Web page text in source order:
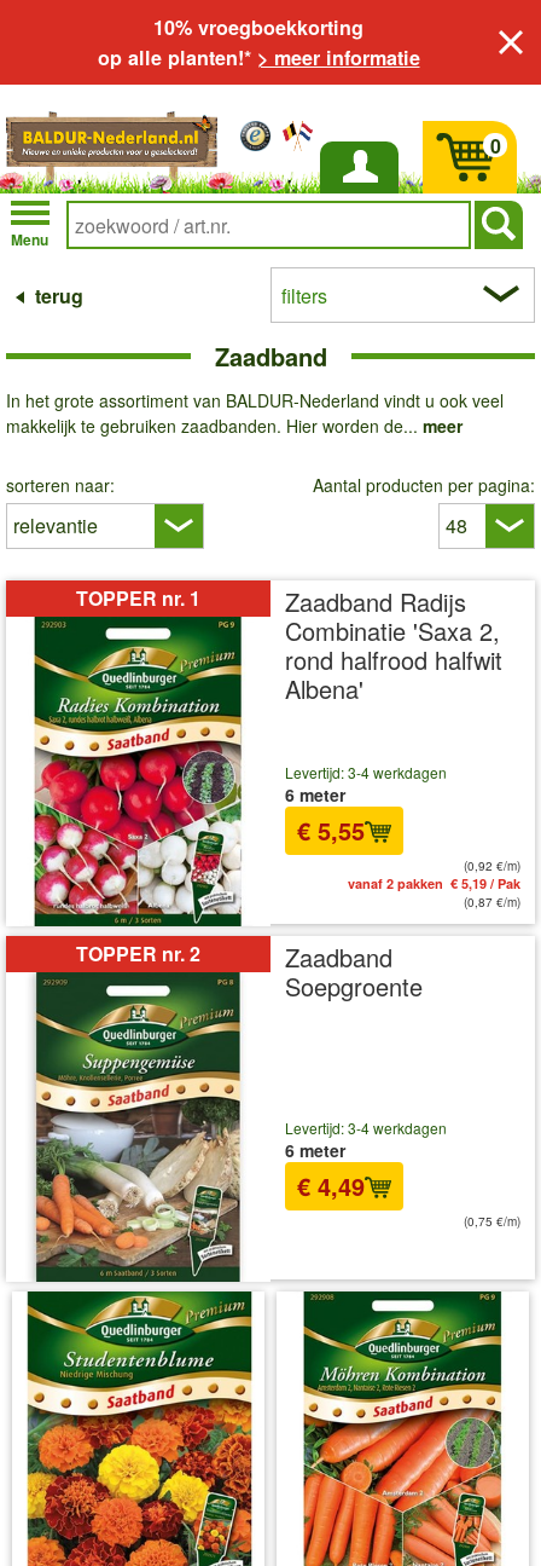
10% vroegboekkorting
op alle planten!* > meer informatie
Inloggen
Menu
0
terug filters
Zaadband
In het grote assortiment van BALDUR-Nederland vindt u ook veel
makkelijk te gebruiken zaadbanden. Hier worden de... meer
sorteren naar: Aantal producten per pagina:
TOPPER nr. 1
Zaadband Radijs
Combinatie 'Saxa 2,
rond halfrood halfwit
Albena'
Levertijd: 3-4 werkdagen
6 meter
€ 5,55
(0,92 €/m)
vanaf 2 pakken € 5,19 / Pak
(0,87 €/m)
TOPPER nr. 2
Zaadband
Soepgroente
Levertijd: 3-4 werkdagen
6 meter
€ 4,49
(0,75 €/m)